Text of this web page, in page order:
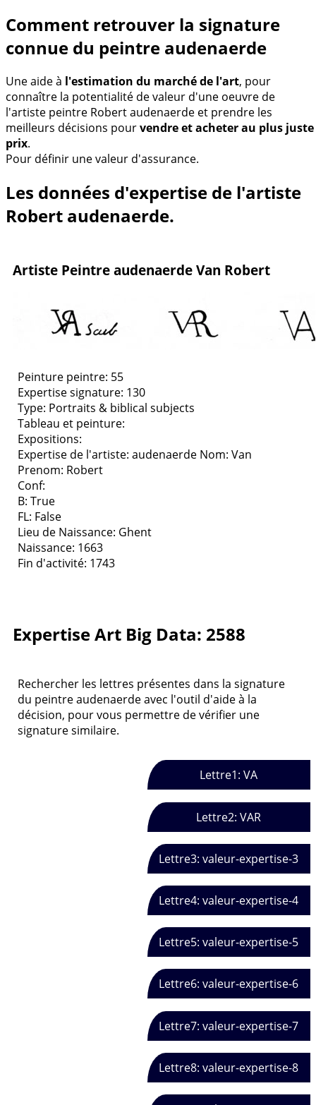
Comment retrouver la signature
connue du peintre audenaerde
Une aide à l'estimation du marché de l'art, pour
connaître la potentialité de valeur d'une oeuvre de
l'artiste peintre Robert audenaerde et prendre les
meilleurs décisions pourvendre et acheter au plus juste
prix.
Pour définir une valeur d'assurance.
Les données d'expertise de l'artiste
Robert audenaerde.
Artiste Peintre audenaerde Van Robert
Peinture peintre: 55
Expertise signature: 130
Type: Portraits & biblical subjects
Tableau et peinture:
Expositions:
Expertise de l'artiste: audenaerde Nom: Van
Prenom: Robert
Conf:
B: True
FL: False
Lieu de Naissance: Ghent
Naissance: 1663
Fin d'activité: 1743
Expertise Art Big Data: 2588
Rechercher les lettres présentes dans la signature
du peintre audenaerde avec l'outil d'aide à la
décision, pour vous permettre de vérifier une
signature similaire.
Lettre1: VA
Lettre2: VAR
Lettre3: valeur-expertise-3
Lettre4: valeur-expertise-4
Lettre5: valeur-expertise-5
Lettre6: valeur-expertise-6
Lettre7: valeur-expertise-7
Lettre8: valeur-expertise-8